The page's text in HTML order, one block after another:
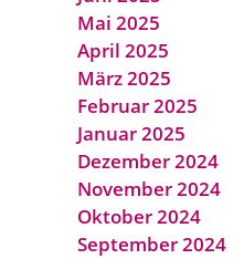
Mai 2025
April 2025
März 2025
Februar 2025
Januar 2025
Dezember 2024
November 2024
Oktober 2024
September 2024